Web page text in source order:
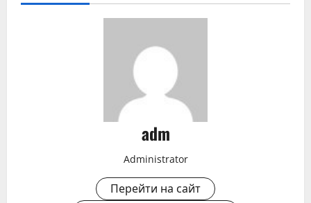
adm
Administrator
Перейти на сайт